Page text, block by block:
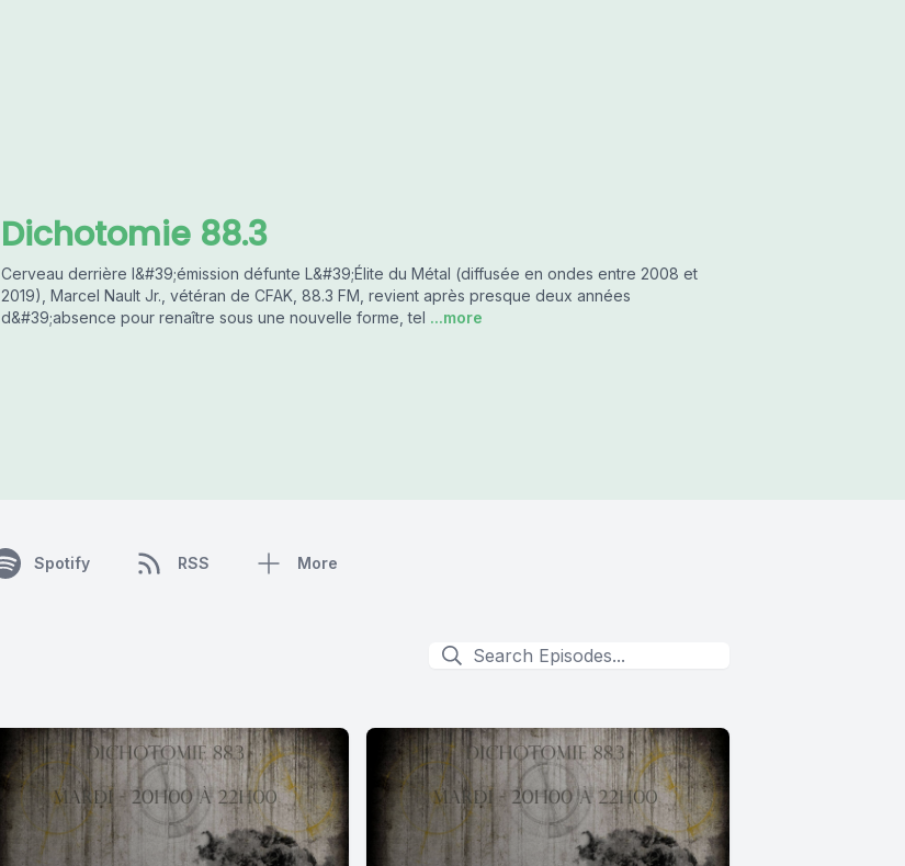
Dichotomie 88.3
Cerveau derrière l&#39;émission défunte L&#39;Élite du Métal (diffusée en ondes entre 2008 et
2019), Marcel Nault Jr., vétéran de CFAK, 88.3 FM, revient après presque deux années
d&#39;absence pour renaître sous une nouvelle forme, tel ...more
Spotify RSS More